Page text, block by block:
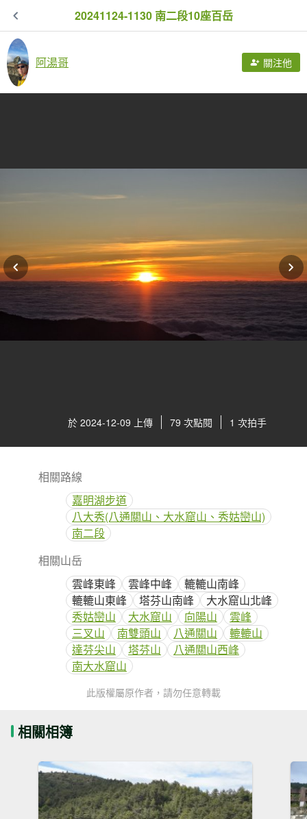
20241124-1130 南二段10座百岳
阿湯哥 關注他
於 2024-12-09 上傳 79 次點閱 1 次拍手
相關路線
嘉明湖步道
八大秀(八通關山、大水窟山、秀姑巒山)
南二段
相關山岳
雲峰東峰
雲峰中峰
轆轆山南峰
轆轆山東峰
塔芬山南峰
大水窟山北峰
秀姑巒山
大水窟山 向陽山
雲峰
三叉山
南雙頭山 八通關山
轆轆山
達芬尖山
塔芬山
八通關山西峰
南大水窟山
此版權屬原作者，請勿任意轉載
相關相簿